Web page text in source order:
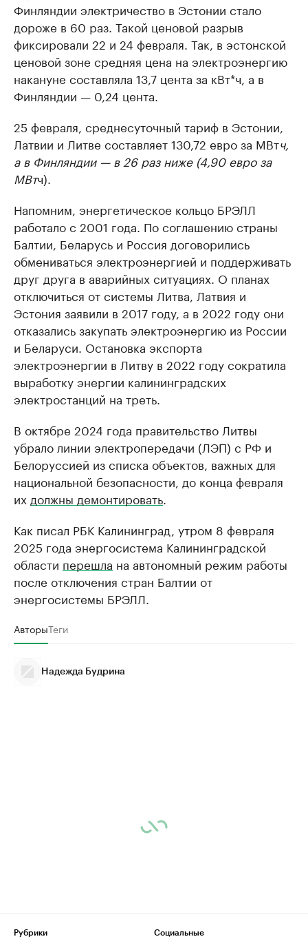
Финляндии электричество в Эстонии стало
дороже в 60 раз. Такой ценовой разрыв
фиксировали 22 и 24 февраля. Так, в эстонской
ценовой зоне средняя цена на электроэнергию
накануне составляла 13,7 цента за кВт*ч, а в
Финляндии — 0,24 цента.
25 февраля, среднесуточный тариф в Эстонии,
Латвии и Литве составляет 130,72 евро за МВтч,
а в Финляндии — в 26 раз ниже (4,90 евро за
МВтч).
Напомним, энергетическое кольцо БРЭЛЛ
работало с 2001 года. По соглашению страны
Балтии, Беларусь и Россия договорились
обмениваться электроэнергией и поддерживать
друг друга в аварийных ситуациях. О планах
отключиться от системы Литва, Латвия и
Эстония заявили в 2017 году, а в 2022 году они
отказались закупать электроэнергию из России
и Беларуси. Остановка экспорта
электроэнергии в Литву в 2022 году сократила
выработку энергии калининградских
электростанций на треть.
В октябре 2024 года правительство Литвы
убрало линии электропередачи (ЛЭП) с РФ и
Белоруссией из списка объектов, важных для
национальной безопасности, до конца февраля
их должны демонтировать
Как писал РБК Калининград, утром 8 февраля
2025 года энергосистема Калининградской
области перешла на автономный режим работы
после отключения стран Балтии от
энергосистемы БРЭЛЛ.
АвторыТеги
Надежда Будрина
Рубрики
Социальные